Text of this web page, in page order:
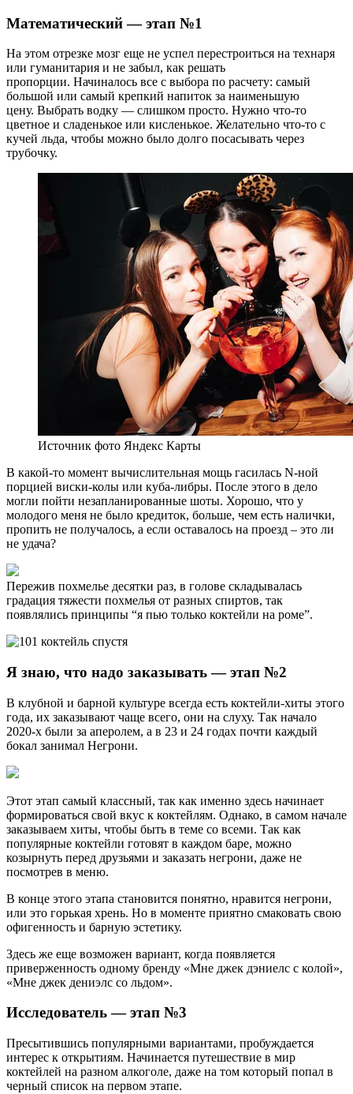
Математический —этап №1
На этом отрезке мозг еще не успел перестроиться на технаря
или гуманитария и не забыл, как решать
пропорции. Начиналось все с выбора по расчету: самый
большой или самый крепкий напиток за наименьшую
цену. Выбрать водку — слишком просто. Нужно что-то
цветное и сладенькое или кисленькое. Желательно что-то с
кучей льда, чтобы можно было долго посасывать через
трубочку.
Источник фото Яндекс Карты
В какой-то момент вычислительная мощь гасилась N-ной
порцией виски-колы или куба-либры. После этого в дело
могли пойти незапланированные шоты. Хорошо, что у
молодого меня не было кредиток, больше, чем есть налички,
пропить не получалось, а если оставалось на проезд – это ли
не удача?
Пережив похмелье десятки раз, в голове складывалась
градация тяжести похмелья от разных спиртов, так
появлялись принципы “я пью только коктейли на роме”.
Я знаю, что надо заказывать—этап №2
В клубной и барной культуре всегда есть коктейли-хиты этого
года, их заказывают чаще всего, они на слуху. Так начало
2020-х были за аперолем, а в 23 и 24 годах почти каждый
бокал занимал Негрони.
Этот этап самый классный, так как именно здесь начинает
формироваться свой вкус к коктейлям. Однако, в самом начале
заказываем хиты, чтобы быть в теме со всеми. Так как
популярные коктейли готовят в каждом баре, можно
козырнуть перед друзьями и заказать негрони, даже не
посмотрев в меню.
В конце этого этапа становится понятно, нравится негрони,
или это горькая хрень. Но в моменте приятно смаковать свою
офигенность и барную эстетику.
Здесь же еще возможен вариант, когда появляется
приверженность одному бренду «Мне джек дэниелс с колой»,
«Мне джек дениэлс со льдом».
Исследователь— этап №3
Пресытившись популярными вариантами, пробуждается
интерес к открытиям. Начинается путешествие в мир
коктейлей на разном алкоголе, даже на том который попал в
черный список на первом этапе.